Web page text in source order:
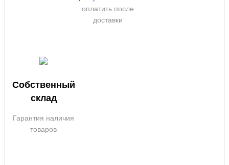
оплатить после
доставки
Собственный
склад
Гарантия наличия
товаров